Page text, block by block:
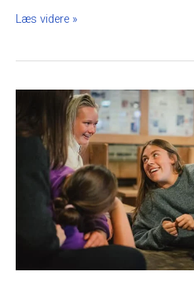
Læs videre »
Ung-
Samtaler